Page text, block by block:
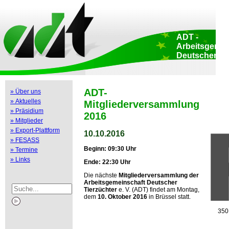
Datenschutz
::
ADT -
Deutscher
Luxembourg 47-
Brüssel • Belgien
» Über uns
» Aktuelles
» Präsidium
» Mitglieder
» Export-Plattform
» FESASS
» Termine
» Links
ADT-
Mitgliederversammlung
2016
10.10.2016
Beginn: 09:30 Uhr
Ende: 22:30 Uhr
Die nächste Mitgliederversammlung der
Arbeitsgemeinschaft Deutscher
Tierzüchter e. V. (ADT) findet am Montag,
dem 10. Oktober 2016 in Brüssel statt.